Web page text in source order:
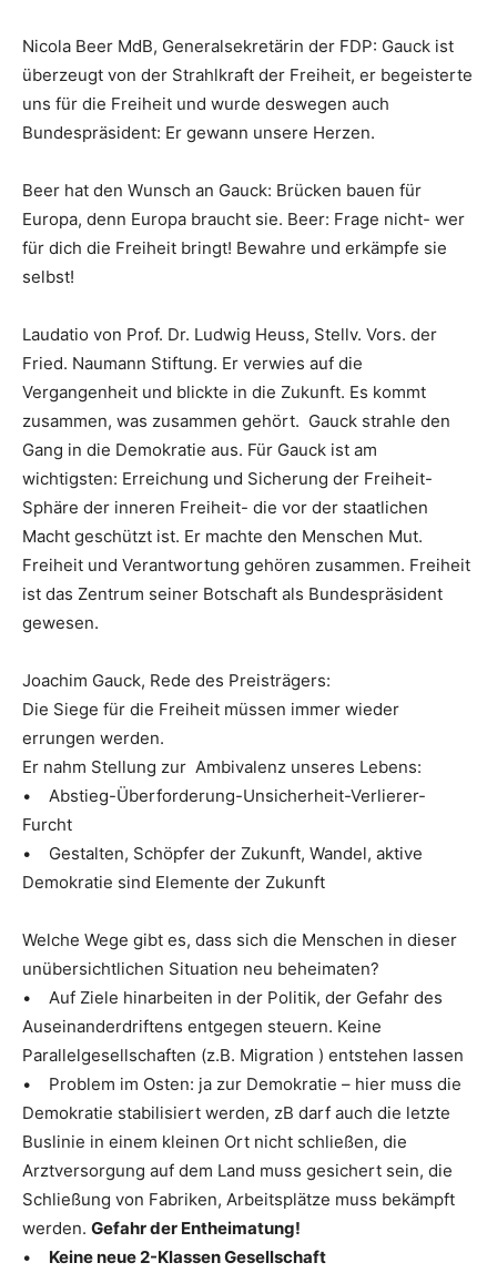
Nicola Beer MdB, Generalsekretärin der FDP: Gauck ist
überzeugt von der Strahlkraft der Freiheit, er begeisterte
uns für die Freiheit und wurde deswegen auch
Bundespräsident: Er gewann unsere Herzen.
Beer hat den Wunsch an Gauck: Brücken bauen für
Europa, denn Europa braucht sie. Beer: Frage nicht- wer
für dich die Freiheit bringt! Bewahre und erkämpfe sie
selbst!
Laudatio von Prof. Dr. Ludwig Heuss, Stellv. Vors. der
Fried. Naumann Stiftung. Er verwies auf die
Vergangenheit und blickte in die Zukunft. Es kommt
zusammen, was zusammen gehört. Gauck strahle den
Gang in die Demokratie aus. Für Gauck ist am
wichtigsten: Erreichung und Sicherung der Freiheit-
Sphäre der inneren Freiheit- die vor der staatlichen
Macht geschützt ist. Er machte den Menschen Mut.
Freiheit und Verantwortung gehören zusammen. Freiheit
ist das Zentrum seiner Botschaft als Bundespräsident
gewesen.
Joachim Gauck, Rede des Preisträgers:
Die Siege für die Freiheit müssen immer wieder
errungen werden.
Er nahm Stellung zur Ambivalenz unseres Lebens:
• Abstieg-Überforderung-Unsicherheit-Verlierer-
Furcht
• Gestalten, Schöpfer der Zukunft, Wandel, aktive
Demokratie sind Elemente der Zukunft
Welche Wege gibt es, dass sich die Menschen in dieser
unübersichtlichen Situation neu beheimaten?
• Auf Ziele hinarbeiten in der Politik, der Gefahr des
Auseinanderdriftens entgegen steuern. Keine
Parallelgesellschaften (z.B. Migration ) entstehen lassen
• Problem im Osten: ja zur Demokratie – hier muss die
Demokratie stabilisiert werden, zB darf auch die letzte
Buslinie in einem kleinen Ort nicht schließen, die
Arztversorgung auf dem Land muss gesichert sein, die
Schließung von Fabriken, Arbeitsplätze muss bekämpft
werden. Gefahr der Entheimatung!
• Keine neue 2-Klassen Gesellschaft